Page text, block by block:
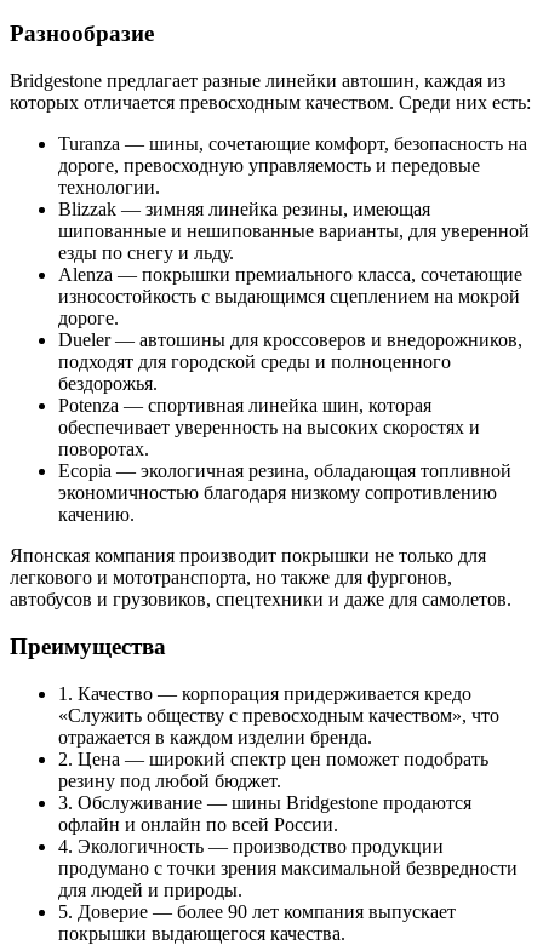
Разнообразие
Bridgestone предлагает разные линейки автошин, каждая из
которых отличается превосходным качеством. Среди них есть:
Turanza — шины, сочетающие комфорт, безопасность на
дороге, превосходную управляемость и передовые
технологии.
Blizzak — зимняя линейка резины, имеющая
шипованные и нешипованные варианты, для уверенной
езды по снегу и льду.
Alenza — покрышки премиального класса, сочетающие
износостойкость с выдающимся сцеплением на мокрой
дороге.
Dueler — автошины для кроссоверов и внедорожников,
подходят для городской среды и полноценного
бездорожья.
Potenza — спортивная линейка шин, которая
обеспечивает уверенность на высоких скоростях и
поворотах.
Ecopia — экологичная резина, обладающая топливной
экономичностью благодаря низкому сопротивлению
качению.
Японская компания производит покрышки не только для
легкового и мототранспорта, но также для фургонов,
автобусов и грузовиков, спецтехники и даже для самолетов.
Преимущества
1. Качество — корпорация придерживается кредо
«Служить обществу с превосходным качеством», что
отражается в каждом изделии бренда.
2. Цена — широкий спектр цен поможет подобрать
резину под любой бюджет.
3. Обслуживание — шины Bridgestone продаются
офлайн и онлайн по всей России.
4. Экологичность — производство продукции
продумано с точки зрения максимальной безвредности
для людей и природы.
5. Доверие — более 90 лет компания выпускает
покрышки выдающегося качества.